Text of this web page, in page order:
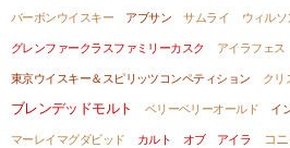
バーボンウイスキー
アブサン サムライ
ウィル
グレンファークラスファミリーカスク
アイラフェス
東京ウイスキー＆スピリッツコンペティション
クリ
ブレンデッドモルト ベリーベリーオールド イ
マーレイマグダビッド
カルト オブ アイラ コ